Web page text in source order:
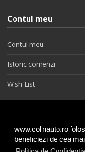
www.colinauto.ro
beneficiezi de cea
Contul meu
Contul meu
Istoric comenzi
Wish List